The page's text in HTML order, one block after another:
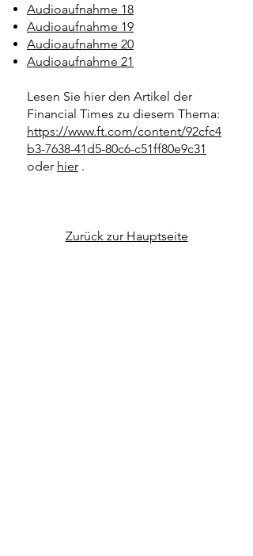
Audioaufnahme 18
Audioaufnahme 19
Audioaufnahme 20
Audioaufnahme 21
Lesen Sie hier den Artikel der
Financial Times zu diesem Thema:
https://www.ft.com/content/92cfc4
b3-7638-41d5-80c6-c51ff80e9c31
oder hier .
Zurück zur Hauptseite